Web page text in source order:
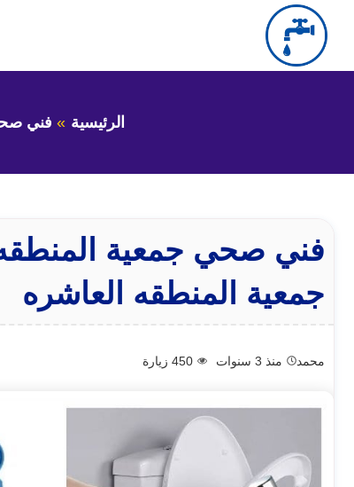
التجاوز
عن
الرئيسية فني
جمعية المنطقه العاشره
محمد منذ 3 سنوات 450 زيارة